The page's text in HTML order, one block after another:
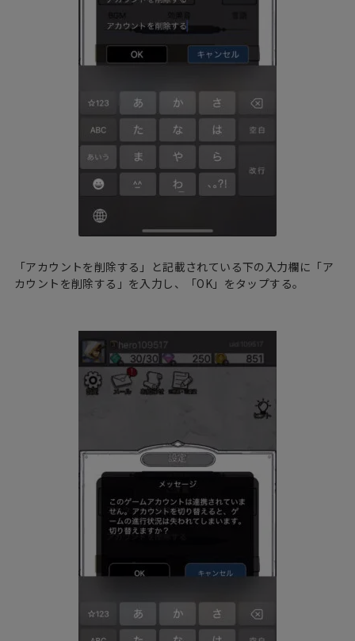
「アカウントを削除する」と記載されている下の入力欄に「ア
カウントを削除する」を入力し、「OK」をタップする。